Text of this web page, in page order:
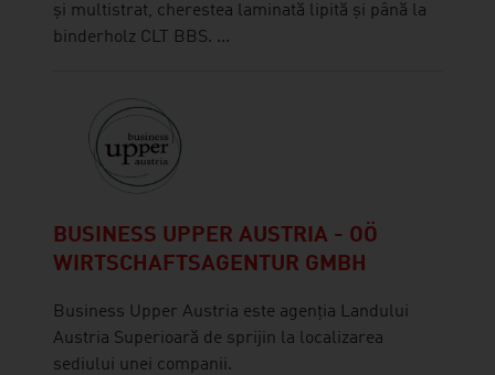
și multistrat, cherestea laminată lipită și până la
binderholz CLT BBS. ...
BUSINESS UPPER AUSTRIA - OÖ
WIRTSCHAFTSAGENTUR GMBH
Business Upper Austria este agenția Landului
Austria Superioară de sprijin la localizarea
sediului unei companii.